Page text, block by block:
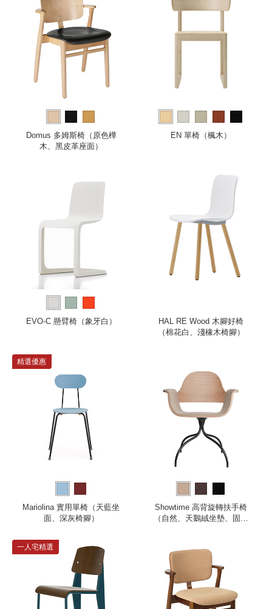
Domus 多姆斯椅（原色樺
木、黑皮革座面）
EN 單椅（楓木）
EVO-C 懸臂椅（象牙白）
HAL RE Wood 木腳好椅
（棉花白、淺橡木椅腳）
精選優惠
Mariolina 實用單椅（天藍坐
面、深灰椅腳）
Showtime 高背旋轉扶手椅
（自然、天鵝絨坐墊、固定
一人宅精選